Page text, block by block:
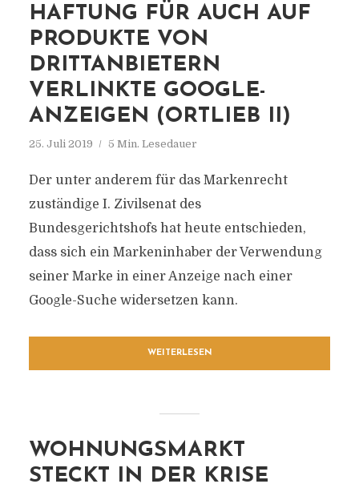
HAFTUNG FÜR AUCH AUF
PRODUKTE VON
DRITTANBIETERN
VERLINKTE GOOGLE-
ANZEIGEN (ORTLIEB II)
25. Juli 2019 5 Min. Lesedauer
Der unter anderem für das Markenrecht
zuständige I. Zivilsenat des
Bundesgerichtshofs hat heute entschieden,
dass sich ein Markeninhaber der Verwendung
seiner Marke in einer Anzeige nach einer
Google-Suche widersetzen kann.
WEITERLESEN
WOHNUNGSMARKT
STECKT IN DER KRISE